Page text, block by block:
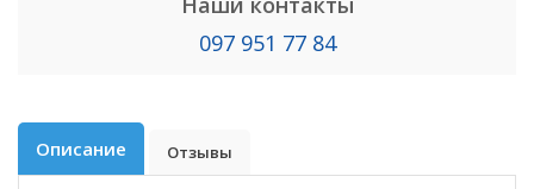
097 951 77 84
Описание Отзывы